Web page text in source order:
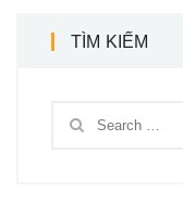
TÌM KIẾM